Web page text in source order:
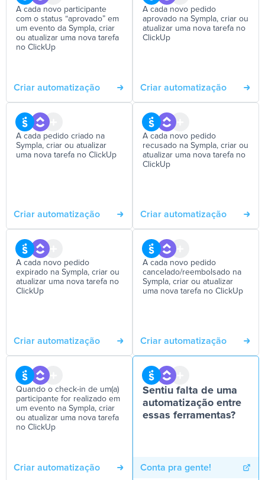
A cada novo participante
com o status “aprovado” em
um evento da Sympla, criar
ou atualizar uma nova tarefa
no ClickUp
Criar automatização
A cada novo pedido
aprovado na Sympla, criar ou
atualizar uma nova tarefa no
ClickUp
Criar automatização
A cada pedido criado na
Sympla, criar ou atualizar
uma nova tarefa no ClickUp
Criar automatização
A cada novo pedido
recusado na Sympla, criar ou
atualizar uma nova tarefa no
ClickUp
Criar automatização
A cada novo pedido
expirado na Sympla, criar ou
atualizar uma nova tarefa no
ClickUp
Criar automatização
A cada novo pedido
cancelado/reembolsado na
Sympla, criar ou atualizar
uma nova tarefa no ClickUp
Criar automatização
Quando o check-in de um(a)
participante for realizado em
um evento na Sympla, criar
ou atualizar uma nova tarefa
no ClickUp
Criar automatização
Sentiu falta de uma
automatização entre
essas ferramentas?
Conta pra gente!